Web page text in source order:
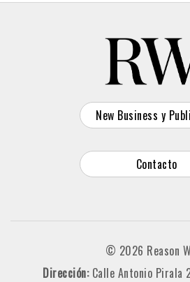
New Business y
Contacto
© 2026 Reason
Dirección: Calle Antonio Pirala